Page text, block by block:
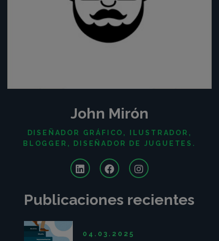
John Mirón
DISEÑADOR GRÁFICO, ILUSTRADOR,
BLOGGER, DISEÑADOR DE JUGUETES.
Publicaciones recientes
04.03.2025